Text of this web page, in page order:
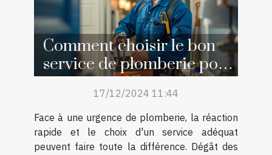
Comment choisir le bon
service de plomberie pour
vos urgences
17/12/2024 11:44
Face à une urgence de plomberie, la réaction
rapide et le choix d'un service adéquat
peuvent faire toute la différence. Dégât des